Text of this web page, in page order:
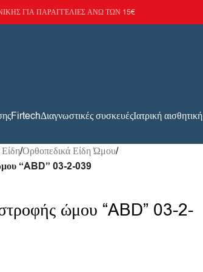
ΓΙΑ ΠΑΡΑΓΓΕΛΙΕΣ ΑΝΩ ΤΩΝ 15€
FirtechΔιαγνωστικές συσκευέςΙατρική
/Ορθοπεδικά Είδη Ώμου/
“ABD” 03-2-039
ώμου “ABD” 03-2-